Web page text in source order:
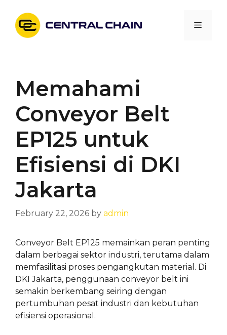
content
Menu
Memahami
Conveyor Belt
EP125 untuk
Efisiensi di DKI
Jakarta
February 22, 2026 by admin
Conveyor Belt EP125 memainkan peran penting
dalam berbagai sektor industri, terutama dalam
memfasilitasi proses pengangkutan material. Di
DKI Jakarta, penggunaan conveyor belt ini
semakin berkembang seiring dengan
pertumbuhan pesat industri dan kebutuhan
efisiensi operasional.